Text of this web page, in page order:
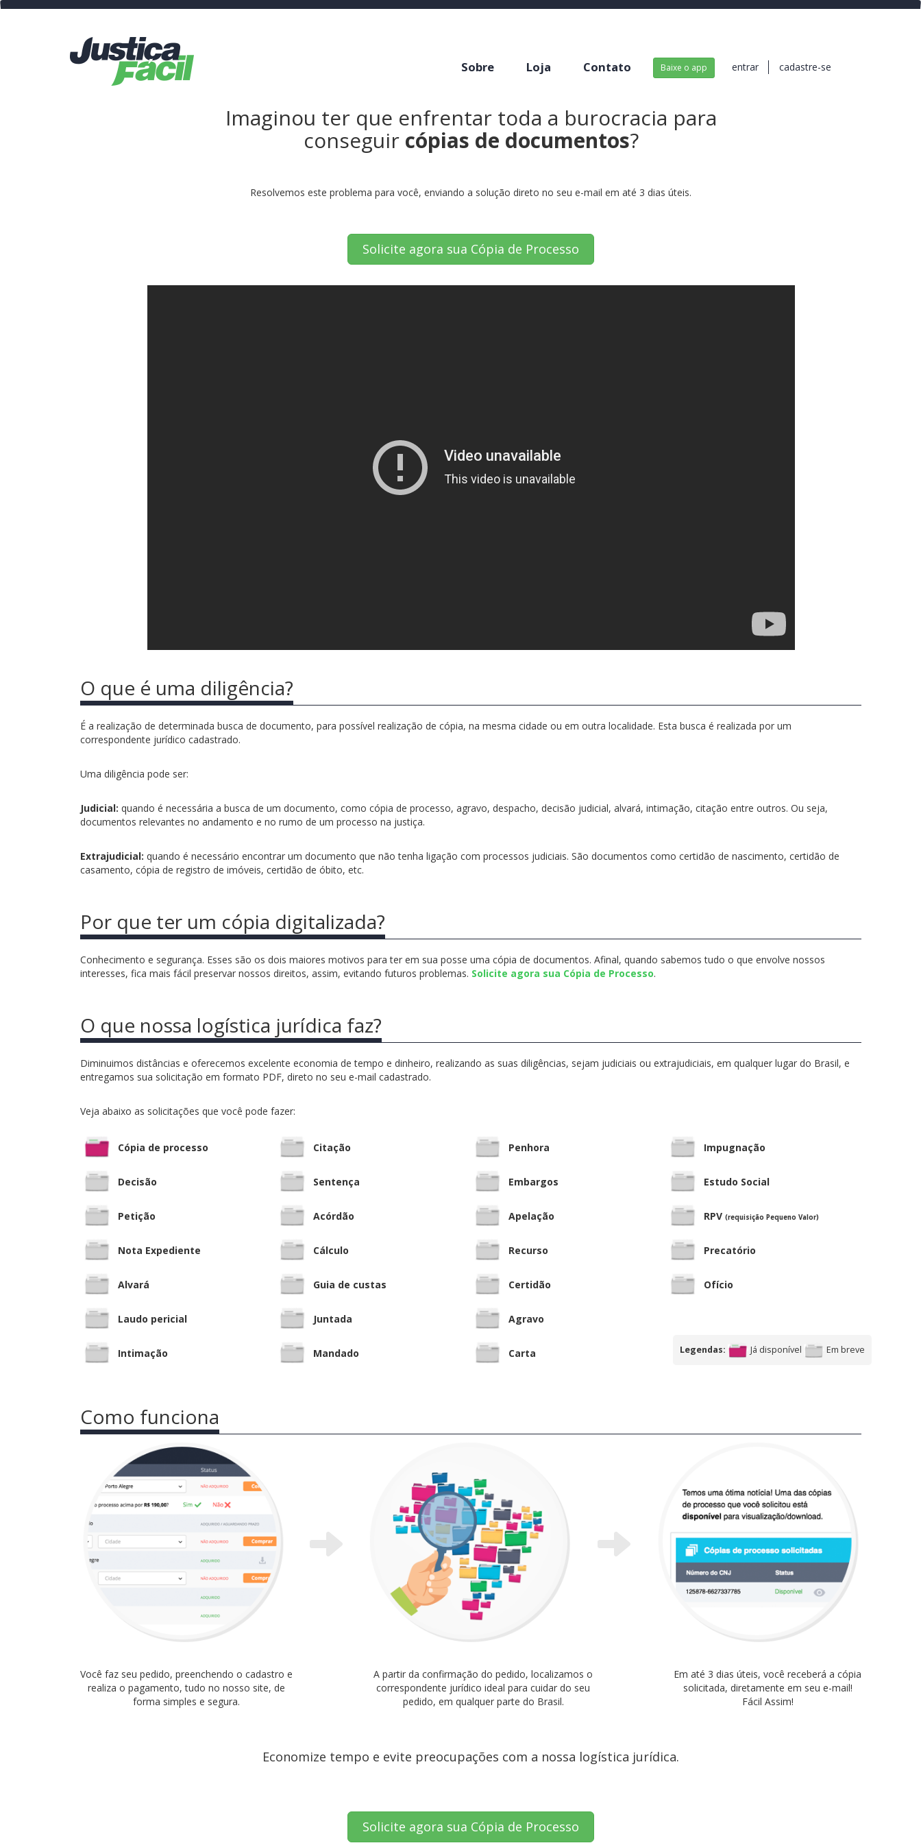
Sobre Loja Contato Baixe o app entrar cadastre-se
Imaginou ter que enfrentar toda a burocracia para
conseguir cópias de documentos?
Resolvemos este problema para você, enviando a solução direto no seu e-mail em até 3 dias úteis.
Solicite agora sua Cópia de Processo
O que é uma diligência?
É a realização de determinada busca de documento, para possível realização de cópia, na mesma cidade ou em outra localidade. Esta busca é realizada por um
correspondente jurídico cadastrado.
Uma diligência pode ser:
Judicial: quando é necessária a busca de um documento, como cópia de processo, agravo, despacho, decisão judicial, alvará, intimação, citação entre outros. Ou seja,
documentos relevantes no andamento e no rumo de um processo na justiça.
Extrajudicial: quando é necessário encontrar um documento que não tenha ligação com processos judiciais. São documentos como certidão de nascimento, certidão de
casamento, cópia de registro de imóveis, certidão de óbito, etc.
Por que ter um cópia digitalizada?
Conhecimento e segurança. Esses são os dois maiores motivos para ter em sua posse uma cópia de documentos. Afinal, quando sabemos tudo o que envolve nossos
interesses, fica mais fácil preservar nossos direitos, assim, evitando futuros problemas. Solicite agora sua Cópia de Processo.
O que nossa logística jurídica faz?
Diminuimos distâncias e oferecemos excelente economia de tempo e dinheiro, realizando as suas diligências, sejam judiciais ou extrajudiciais, em qualquer lugar do Brasil, e
entregamos sua solicitação em formato PDF, direto no seu e-mail cadastrado.
Veja abaixo as solicitações que você pode fazer:
Cópia de processo Citação Penhora Impugnação
Decisão Sentença Embargos Estudo Social
Petição Acórdão Apelação RPV (requisição Pequeno Valor)
Nota Expediente Cálculo Recurso Precatório
Alvará Guia de custas Certidão Ofício
Laudo pericial Juntada Agravo
Intimação Mandado Carta Legendas: Já disponível Em breve
Como funciona
Você faz seu pedido, preenchendo o cadastro e
realiza o pagamento, tudo no nosso site, de
forma simples e segura.
A partir da confirmação do pedido, localizamos o
correspondente jurídico ideal para cuidar do seu
pedido, em qualquer parte do Brasil.
Em até 3 dias úteis, você receberá a cópia
solicitada, diretamente em seu e-mail!
Fácil Assim!
Economize tempo e evite preocupações com a nossa logística jurídica.
Solicite agora sua Cópia de Processo